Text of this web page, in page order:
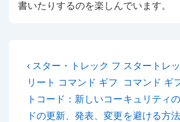
書いたりするのを楽しんでいます。
Post
navigation
Previous
Post
is
‹ スター・トレック フ
リート コマンド ギフ
トコード：新しいコー
ドの更新、発表、変更
Next
Post
is
スタートレ
コマンド ギ
キュリティ
を避ける方